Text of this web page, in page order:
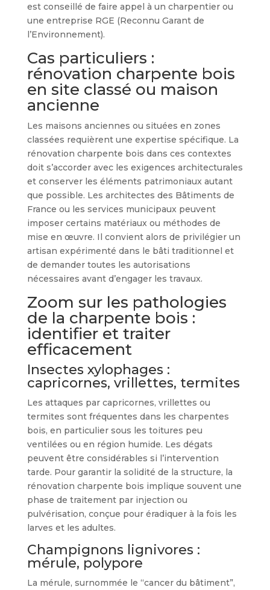
est conseillé de faire appel à un charpentier ou
une entreprise RGE (Reconnu Garant de
l’Environnement).
Cas particuliers :
rénovation charpente bois
en site classé ou maison
ancienne
Les maisons anciennes ou situées en zones
classées requièrent une expertise spécifique. La
rénovation charpente bois dans ces contextes
doit s’accorder avec les exigences architecturales
et conserver les éléments patrimoniaux autant
que possible. Les architectes des Bâtiments de
France ou les services municipaux peuvent
imposer certains matériaux ou méthodes de
mise en œuvre. Il convient alors de privilégier un
artisan expérimenté dans le bâti traditionnel et
de demander toutes les autorisations
nécessaires avant d’engager les travaux.
Zoom sur les pathologies
de la charpente bois :
identifier et traiter
efficacement
Insectes xylophages :
capricornes, vrillettes, termites
Les attaques par capricornes, vrillettes ou
termites sont fréquentes dans les charpentes
bois, en particulier sous les toitures peu
ventilées ou en région humide. Les dégats
peuvent être considérables si l’intervention
tarde. Pour garantir la solidité de la structure, la
rénovation charpente bois implique souvent une
phase de traitement par injection ou
pulvérisation, conçue pour éradiquer à la fois les
larves et les adultes.
Champignons lignivores :
mérule, polypore
La mérule, surnommée le “cancer du bâtiment”,